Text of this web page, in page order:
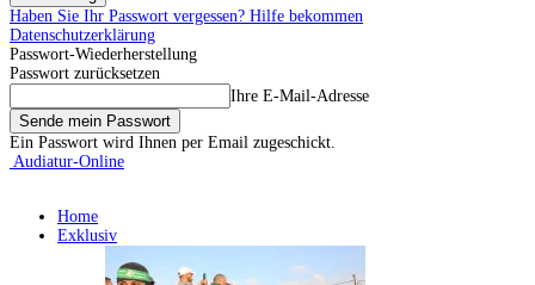
Haben Sie Ihr Passwort vergessen? Hilfe bekommen
Datenschutzerklärung
Passwort-Wiederherstellung
Passwort zurücksetzen
Ihre E-Mail-Adresse
Ein Passwort wird Ihnen per Email zugeschickt.
Audiatur-Online
Home
Exklusiv